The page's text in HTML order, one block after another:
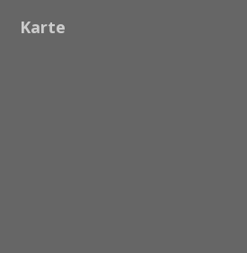
Karte